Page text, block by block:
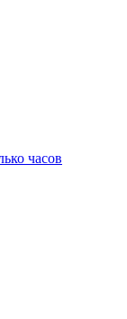
часов